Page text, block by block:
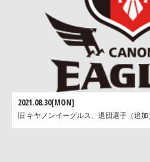
2021.08.30[MON]
旧 キヤノンイーグルス、退団選手（追